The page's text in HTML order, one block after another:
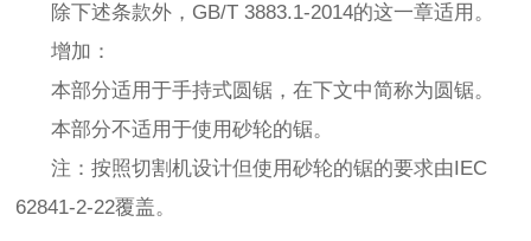
除下述条款外，GB/T 3883.1-2014的这一章适用。
增加：
本部分适用于手持式圆锯，在下文中简称为圆锯。
本部分不适用于使用砂轮的锯。
注：按照切割机设计但使用砂轮的锯的要求由IEC
62841-2-22覆盖。